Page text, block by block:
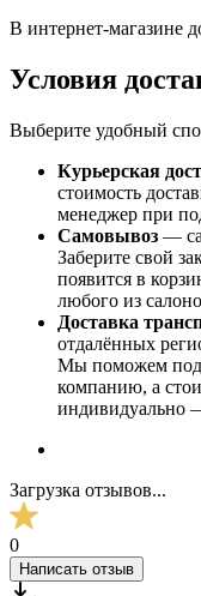
В интернет-магазине
Условия
Выберите удобный
Курьерская
стоимость
менеджер при
Самовывоз —
Заберите свой
появится в
любого из
Доставка
отдалённых
Мы поможем
компанию, а
индивидуально
Загрузка отзывов...
0
Написать отзыв